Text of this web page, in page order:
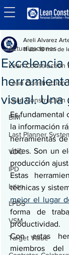
Entrada
Actualizaciones
Lean Construction
Lean Construction
Lean Construction
BIM
Last Planner
VDC
IPD
Lean
LPDS
VSM
Target Value
Excelencia
visual. Una
Areli Alvarez
11 abr 18 min de
Es fundamental
la información
herramientas
útiles. Son un
producción
Estas
técnicas y
mejor el lugar
forma de
productividad.
Con estas
miembros